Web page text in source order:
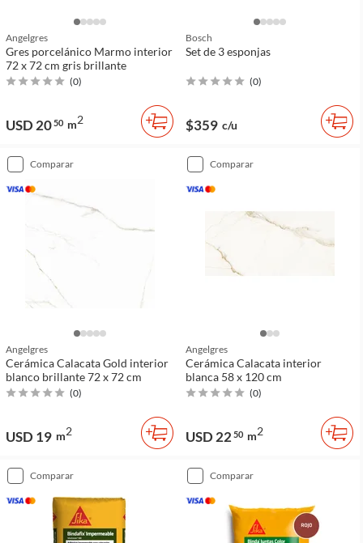
Angelgres
Gres porcelánico Marmo interior
72 x 72 cm gris brillante
(0)
USD 2050 m2
Bosch
Set de 3 esponjas
(0)
$359 c/u
comparar
Angelgres
Cerámica Calacata Gold interior
blanco brillante 72 x 72 cm
(0)
USD 19 m2
comparar
Angelgres
Cerámica Calacata interior
blanca 58 x 120 cm
(0)
USD 22 50 m2
comparar comparar